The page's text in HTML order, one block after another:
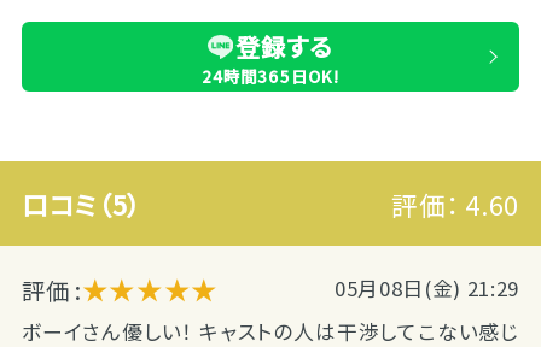
登録する
24時間365日OK!
口コミ（5） 評価： 4.60
評価 :★★★★★
05月08日(金) 21:29
ボーイさん優しい！ キャストの人は干渉してこない感じ